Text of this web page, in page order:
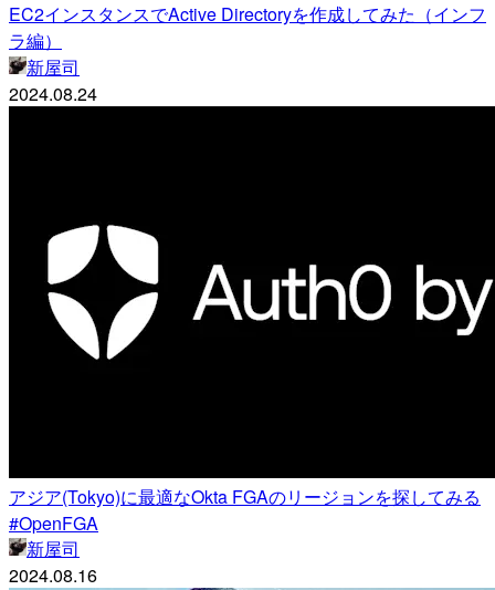
EC2インスタンスでActive Directoryを作成してみた（インフ
ラ編）
新屋司
2024.08.24
アジア(Tokyo)に最適なOkta FGAのリージョンを探してみる
#OpenFGA
新屋司
2024.08.16